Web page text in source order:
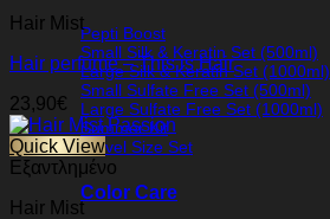
Pepti Boost
Small Silk & Keratin Set (500ml)
Large Silk & Keratin Set (1000ml)
Small Sulfate Free Set (500ml)
Large Sulfate Free Set (1000ml)
Summer Kit
Travel Size Set
Color Care
Hair Mist
Hair perfume – This is Hair
23,90€
Quick View
Εξαντλημένο
Hair Mist